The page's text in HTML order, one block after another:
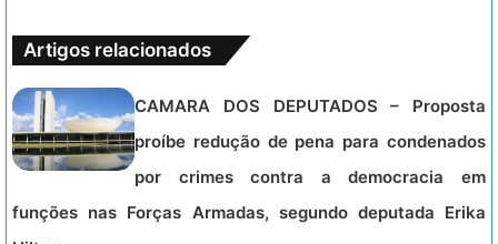
Artigos relacionados
CAMARA DOS DEPUTADOS – Proposta
proíbe redução de pena para condenados
por crimes contra a democracia em
funções nas Forças Armadas, segundo deputada Erika